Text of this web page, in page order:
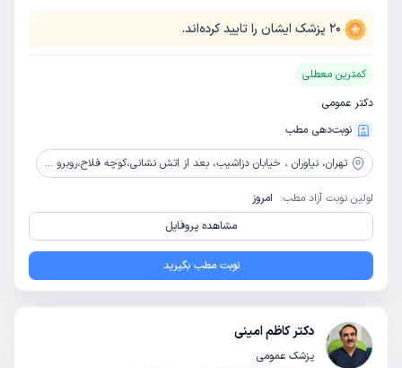
20 پزشک ایشان را تایید کرده‌اند.
کمترین معطلی
دکتر عمومی
نوبت‌دهی مطب
تهران، نیاوران ، خیابان دزاشیب، بعد از اتش نشانی،کوچه فلاح،روبرو ابمیوه امید ،پلاک 41 طبقه اول
اولین نوبت آزاد مطب: امروز
مشاهده پروفایل
نوبت مطب بگیرید
دکتر کاظم امینی
پزشک عمومی